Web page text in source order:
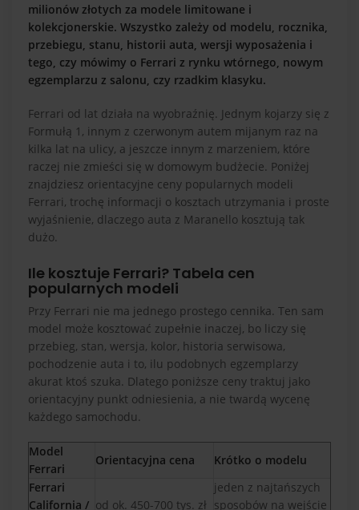
milionów złotych za modele limitowane i
kolekcjonerskie. Wszystko zależy od modelu, rocznika,
przebiegu, stanu, historii auta, wersji wyposażenia i
tego, czy mówimy o Ferrari z rynku wtórnego, nowym
egzemplarzu z salonu, czy rzadkim klasyku.
Ferrari od lat działa na wyobraźnię. Jednym kojarzy się z
Formułą 1, innym z czerwonym autem mijanym raz na
kilka lat na ulicy, a jeszcze innym z marzeniem, które
raczej nie zmieści się w domowym budżecie. Poniżej
znajdziesz orientacyjne ceny popularnych modeli
Ferrari, trochę informacji o kosztach utrzymania i proste
wyjaśnienie, dlaczego auta z Maranello kosztują tak
dużo.
Ile kosztuje Ferrari? Tabela cen
popularnych modeli
Przy Ferrari nie ma jednego prostego cennika. Ten sam
model może kosztować zupełnie inaczej, bo liczy się
przebieg, stan, wersja, kolor, historia serwisowa,
pochodzenie auta i to, ilu podobnych egzemplarzy
akurat ktoś szuka. Dlatego poniższe ceny traktuj jako
orientacyjny punkt odniesienia, a nie twardą wycenę
każdego samochodu.
Model
Ferrari
Orientacyjna cena
Krótko o modelu
Ferrari
California / od ok. 450-700 tys. zł
jeden z najtańszych
sposobów na wejście